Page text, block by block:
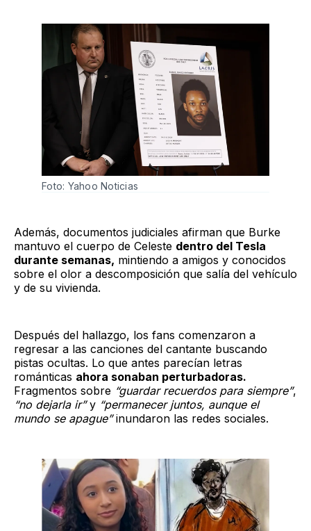
Foto: Yahoo Noticias
Además, documentos judiciales afirman que Burke
mantuvo el cuerpo de Celeste dentro del Tesla
durante semanas, mintiendo a amigos y conocidos
sobre el olor a descomposición que salía del vehículo
y de su vivienda.
Después del hallazgo, los fans comenzaron a
regresar a las canciones del cantante buscando
pistas ocultas. Lo que antes parecían letras
románticas ahora sonaban perturbadoras.
Fragmentos sobre “guardar recuerdos para siempre”,
“no dejarla ir”y “permanecer juntos, aunque el
mundo se apague”inundaron las redes sociales.